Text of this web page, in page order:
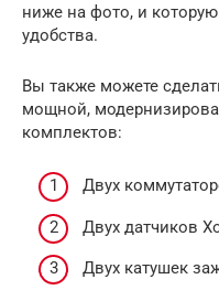
ниже на фото, и
удобства.
Вы также можете
мощной,
комплектов:
Двух
Двух датчиков
Двух катушек